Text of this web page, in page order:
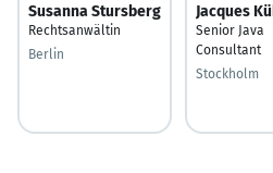
Susanna Stursberg
Rechtsanwältin
Berlin
Jacques
Senior Java
Consultant
Stockholm